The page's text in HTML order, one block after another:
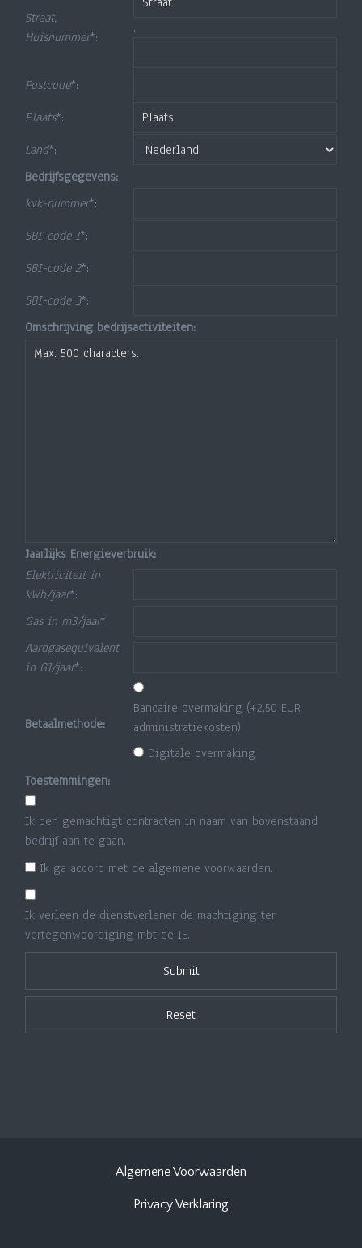
Straat,
Huisnummer*:
,
Postcode*:
Plaats*:
Land*:
Bedrijfsgegevens:
kvk-nummer*:
SBI-code 1*:
SBI-code 2*:
SBI-code 3*:
Omschrijving bedrijsactiviteiten:
Jaarlijks Energieverbruik:
Elektriciteit in
kWh/jaar*:
Gas in m3/jaar*:
Aardgasequivalent
in GJ/jaar*:
Betaalmethode:
Bancaire overmaking (+2,50 EUR
administratiekosten)
Digitale overmaking
Toestemmingen:
Ik ben gemachtigt contracten in naam van bovenstaand
bedrijf aan te gaan.
Ik ga accord met de algemene voorwaarden.
Ik verleen de dienstverlener de machtiging ter
vertegenwoordiging mbt de IE.
Algemene Voorwaarden
Privacy Verklaring